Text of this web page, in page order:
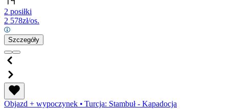
2 posiłki
2 578zł/os.
Szczegóły
Objazd + wypoczynek • Turcja: Stambuł - Kapadocja